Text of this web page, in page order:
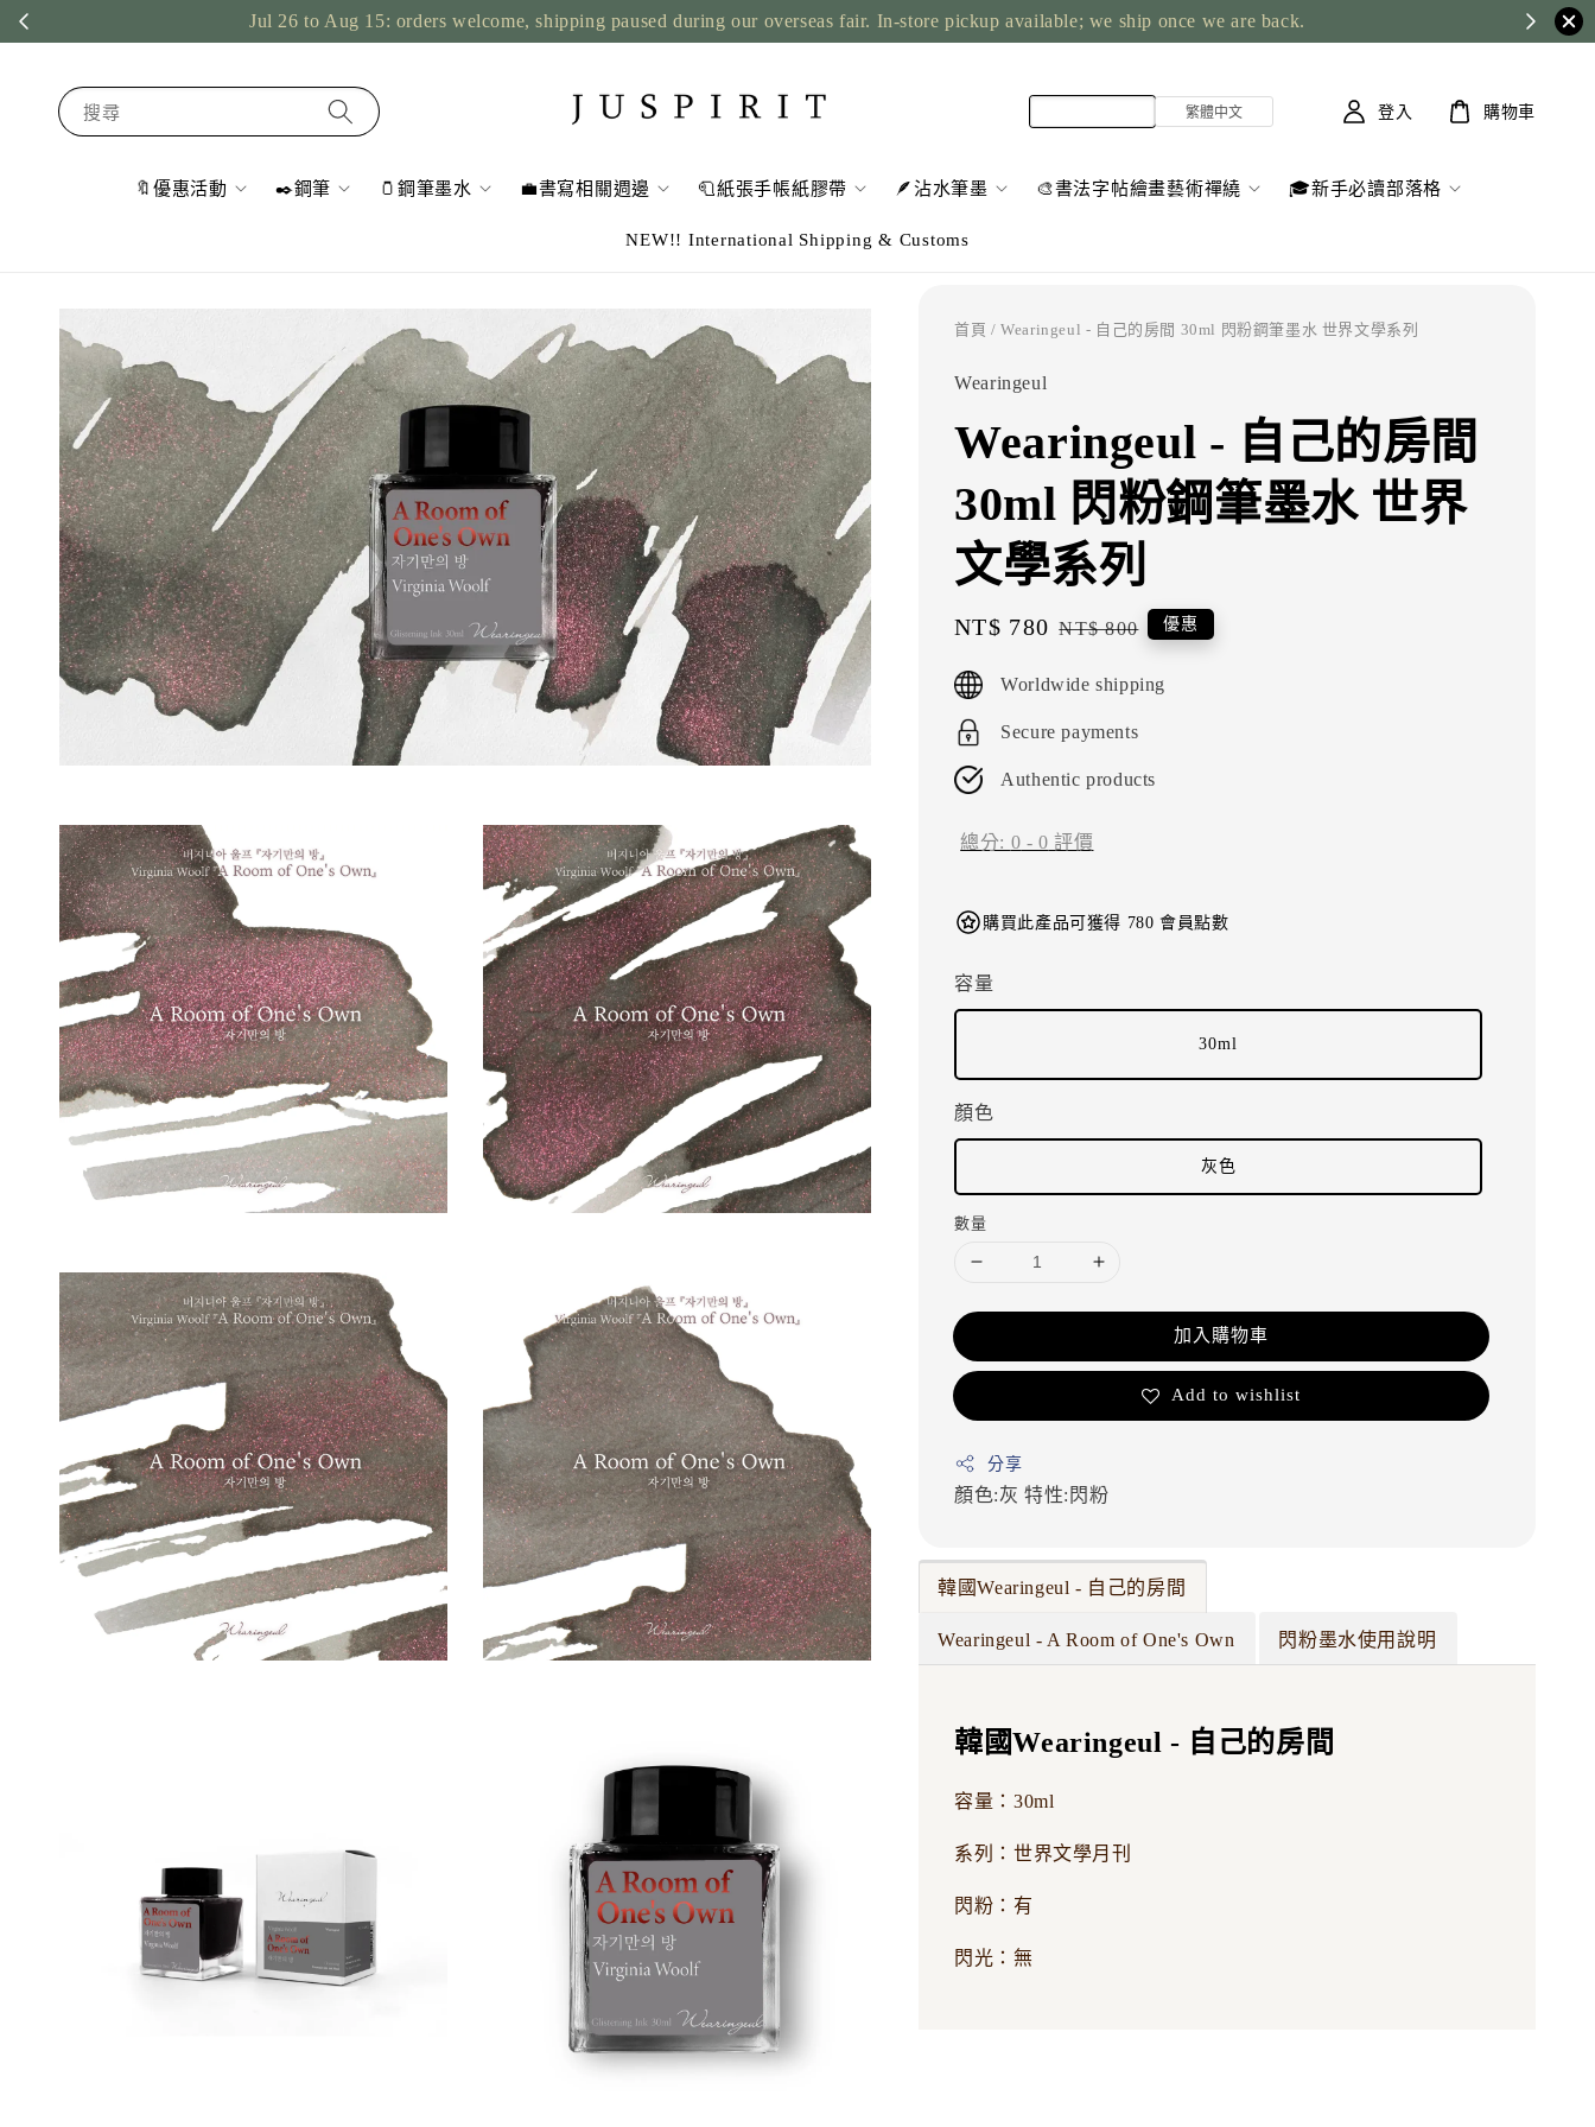
Jul 26 to Aug 15: orders welcome, shipping paused during our overseas fair. In-store pickup available; we ship once we are back.
搜尋
🔖優惠活動 ✒️鋼筆 🫙鋼筆墨水 💼書寫相關週邊 🧻紙張手帳紙膠帶 🪶沾水筆墨 🎨書法字帖繪畫藝術禪繞 🎓新手必讀部落格
NEW!! International Shipping & Customs
登入 購物車
首頁 / Wearingeul - 自己的房間 30ml 閃粉鋼筆墨水 世界文學系列
Wearingeul
Wearingeul - 自己的房間
30ml 閃粉鋼筆墨水 世界
文學系列
Sale
NT$ 780 Regular
NT$ 800 優惠
Worldwide shipping
Secure payments
Authentic products
總分: 0 -0 評價
購買此產品可獲得 780 會員點數
容量
30ml
顏色
灰色
數量
加入購物車
Add to wishlist
分享
顏色:灰特性:閃粉
韓國Wearingeul - 自己的房間
Wearingeul - A Room of One's Own 閃粉墨水使用說明
韓國Wearingeul - 自己的房間
容量：30ml
系列：世界文學月刊
閃粉：有
閃光：無